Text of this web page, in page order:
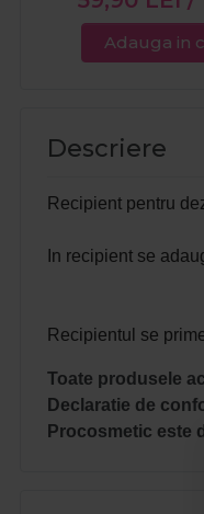
Adauga in
Descriere
Recipient pentru
In recipient se
Recipientul se
Toate produsele
Declaratie de
Procosmetic este